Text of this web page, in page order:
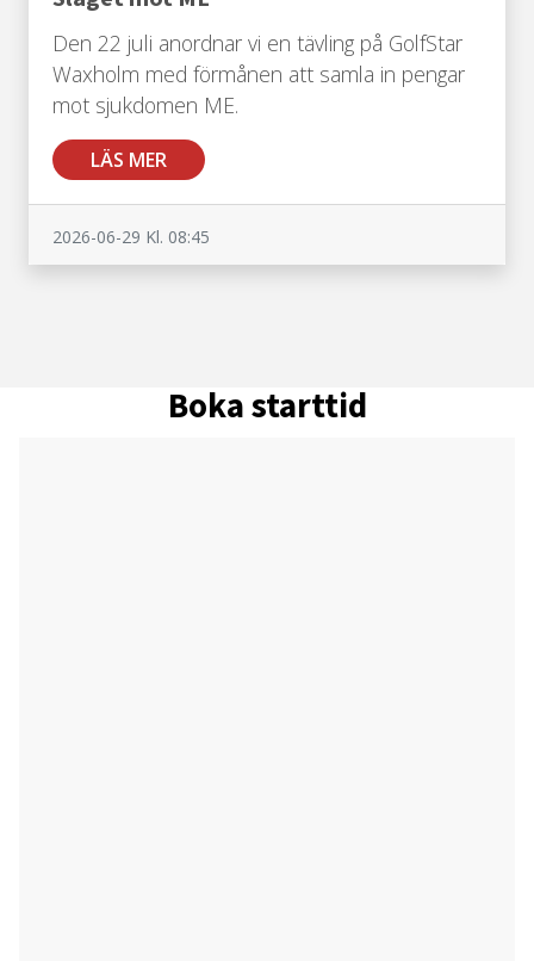
Den 22 juli anordnar vi en tävling på GolfStar
Waxholm med förmånen att samla in pengar
mot sjukdomen ME.
LÄS MER
2026-06-29 Kl. 08:45
Boka starttid